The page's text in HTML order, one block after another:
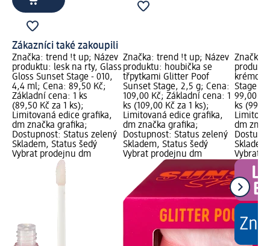
Zákazníci také zakoupili
Značka: trend !t up; Název
produktu: lesk na rty, Glass
Gloss Sunset Stage - 010,
4,4 ml; Cena: 89,50 Kč;
Základní cena: 1 ks
(89,50 Kč za 1 ks);
Limitovaná edice grafika,
dm značka grafika;
Dostupnost: Status zelený
Skladem, Status šedý
Vybrat prodejnu dm
Značka: trend !t up; Název
produktu: houbička se
třpytkami Glitter Poof
Sunset Stage, 2,5 g; Cena:
109,00 Kč; Základní cena: 1
ks (109,00 Kč za 1 ks);
Limitovaná edice grafika,
dm značka grafika;
Dostupnost: Status zelený
Skladem, Status šedý
Vybrat prodejnu dm
Značka:
Stage
99,00
ks
dm
Vybrat